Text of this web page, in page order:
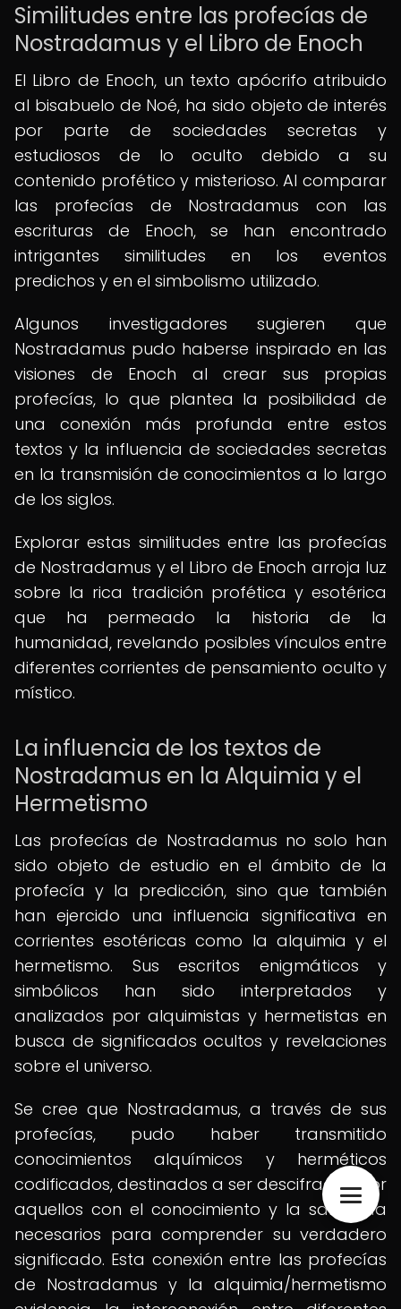
Similitudes entre las profecías de
Nostradamus y el Libro de Enoch
El Libro de Enoch, un texto apócrifo atribuido
al bisabuelo de Noé, ha sido objeto de interés
por parte de sociedades secretas y
estudiosos de lo oculto debido a su
contenido profético y misterioso. Al comparar
las profecías de Nostradamus con las
escrituras de Enoch, se han encontrado
intrigantes similitudes en los eventos
predichos y en el simbolismo utilizado.
Algunos investigadores sugieren que
Nostradamus pudo haberse inspirado en las
visiones de Enoch al crear sus propias
profecías, lo que plantea la posibilidad de
una conexión más profunda entre estos
textos y la influencia de sociedades secretas
en la transmisión de conocimientos a lo largo
de los siglos.
Explorar estas similitudes entre las profecías
de Nostradamus y el Libro de Enoch arroja luz
sobre la rica tradición profética y esotérica
que ha permeado la historia de la
humanidad, revelando posibles vínculos entre
diferentes corrientes de pensamiento oculto y
místico.
La influencia de los textos de
Nostradamus en la Alquimia y el
Hermetismo
Las profecías de Nostradamus no solo han
sido objeto de estudio en el ámbito de la
profecía y la predicción, sino que también
han ejercido una influencia significativa en
corrientes esotéricas como la alquimia y el
hermetismo. Sus escritos enigmáticos y
simbólicos han sido interpretados y
analizados por alquimistas y hermetistas en
busca de significados ocultos y revelaciones
sobre el universo.
Se cree que Nostradamus, a través de sus
profecías, pudo haber transmitido
conocimientos alquímicos y herméticos
codificados, destinados a ser descifrados por
aquellos con el conocimiento y la sabiduría
necesarios para comprender su verdadero
significado. Esta conexión entre las profecías
de Nostradamus y la alquimia/hermetismo